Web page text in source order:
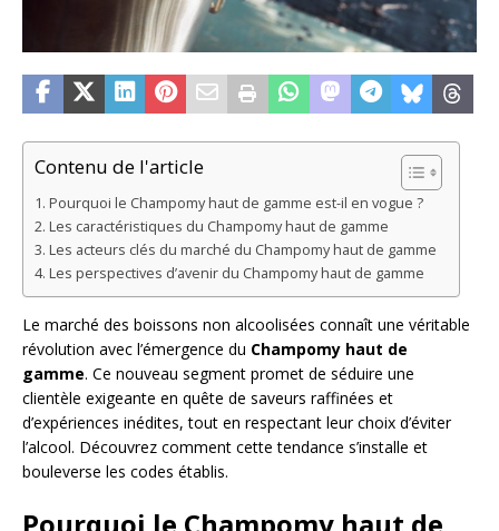
Contenu de l'article
Pourquoi le Champomy haut de gamme est-il en vogue ?
Les caractéristiques du Champomy haut de gamme
Les acteurs clés du marché du Champomy haut de gamme
Les perspectives d’avenir du Champomy haut de gamme
Le marché des boissons non alcoolisées connaît une véritable
révolution avec l’émergence du Champomy haut de
gamme. Ce nouveau segment promet de séduire une
clientèle exigeante en quête de saveurs raffinées et
d’expériences inédites, tout en respectant leur choix d’éviter
l’alcool. Découvrez comment cette tendance s’installe et
bouleverse les codes établis.
Pourquoi le Champomy haut de